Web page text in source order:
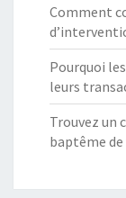
Comment
Pourquoi
leurs
Trouvez un
baptême